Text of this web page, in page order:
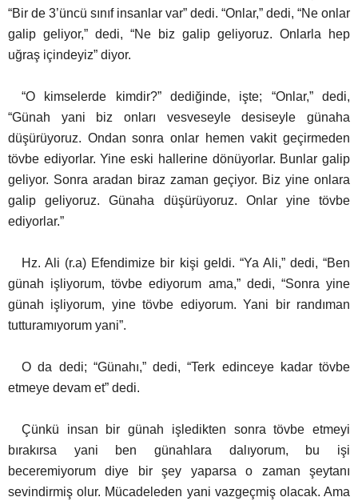
“Bir de 3’üncü sınıf insanlar var” dedi. “Onlar,” dedi, “Ne onlar
galip geliyor,” dedi, “Ne biz galip geliyoruz. Onlarla hep
uğraş içindeyiz” diyor.
“O kimselerde kimdir?” dediğinde, işte; “Onlar,” dedi,
“Günah yani biz onları vesveseyle desiseyle günaha
düşürüyoruz. Ondan sonra onlar hemen vakit geçirmeden
tövbe ediyorlar. Yine eski hallerine dönüyorlar. Bunlar galip
geliyor. Sonra aradan biraz zaman geçiyor. Biz yine onlara
galip geliyoruz. Günaha düşürüyoruz. Onlar yine tövbe
ediyorlar.”
Hz. Ali (r.a) Efendimize bir kişi geldi. “Ya Ali,” dedi, “Ben
günah işliyorum, tövbe ediyorum ama,” dedi, “Sonra yine
günah işliyorum, yine tövbe ediyorum. Yani bir randıman
tutturamıyorum yani”.
O da dedi; “Günahı,” dedi, “Terk edinceye kadar tövbe
etmeye devam et” dedi.
Çünkü insan bir günah işledikten sonra tövbe etmeyi
bırakırsa yani ben günahlara dalıyorum, bu işi
beceremiyorum diye bir şey yaparsa o zaman şeytanı
sevindirmiş olur. Mücadeleden yani vazgeçmiş olacak. Ama